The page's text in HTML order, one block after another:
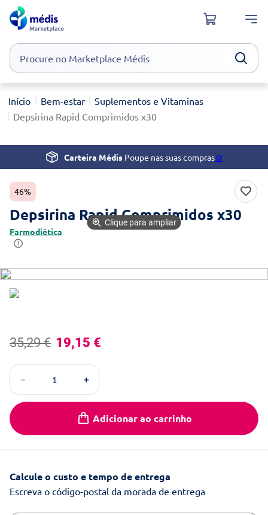
Procure no Marketplace Médis
Pesquisas mais comuns
1º xiaomi
4º cerave
Bem-estar
Suplementos e Vitaminas
Depsirina Rapid Comprimidos x30
Carteira Médis Poupe nas suas compras🪙
46%
Depsirina Rapid Comprimidos x30
Farmodiética
Clique para ampliar
35,29 € 19,15 €
＋
－
Adicionar ao carrinho
Calcule o custo e tempo de entrega
Escreva o código-postal da morada de entrega